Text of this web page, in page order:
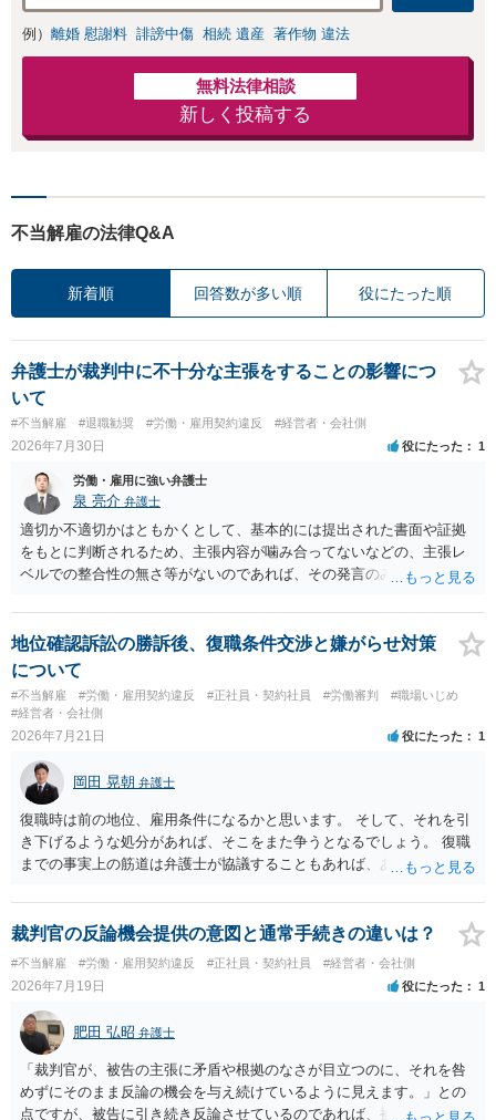
例） 離婚 慰謝料 誹謗中傷 相続 遺産 著作物 違法
無料法律相談
新しく投稿する
不当解雇の法律Q&A
新着順 回答数が多い順 役にたった順
弁護士が裁判中に不十分な主張をすることの影響につ
いて
#不当解雇 #退職勧奨 #労働・雇用契約違反 #経営者・会社側
2026年7月30日 役にたった 1
労働・雇用に強い弁護士
泉 亮介 弁護士
適切か不適切かはともかくとして、基本的には提出された書面や証拠
をもとに判断されるため、主張内容が噛み合ってないなどの、主張レ
ベルでの整合性の無さ等がないのであれば、その発言のみで大きく不
地位確認訴訟の勝訴後、復職条件交渉と嫌がらせ対策
について
#不当解雇 #労働・雇用契約違反 #正社員・契約社員 #労働審判
#職場いじめ
#経営者・会社側
2026年7月21日 役にたった 1
岡田 晃朝 弁護士
復職時は前の地位、雇用条件になるかと思います。 そして、それを引
き下げるような処分があれば、そこをまた争うとなるでしょう。 復職
までの事実上の筋道は弁護士が協議することもあれば、あなたがご自
ょうから、別途費用が発生することもありますが、出勤日時の設定く
らいならサービスでしてくれるかもしれません。
裁判官の反論機会提供の意図と通常手続きの違いは？
#不当解雇 #労働・雇用契約違反 #正社員・契約社員 #経営者・会社側
2026年7月19日 役にたった 1
肥田 弘昭 弁護士
「裁判官が、被告の主張に矛盾や根拠のなさが目立つのに、それを咎
めずにそのまま反論の機会を与え続けているように見えます。」との
点ですが、被告に引き続き反論させているのであれば、被告の主張が